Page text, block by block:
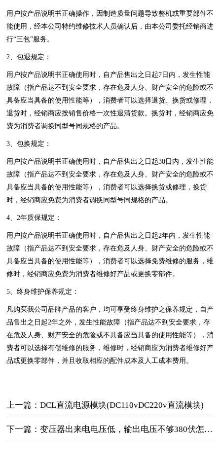
用户按产品说明书正确操作，因制造质量问题导致整机或重要部件不
能使用，经本公司特约维修技术人员确认后，由本公司委托经销商进
行“三包”服务。
2、包退规定：
用户按产品说明书正确使用时，自产品售出之日起7日内，发生性能
故障（指产品达不到安全要求，存在危及人身、财产安全的危险或不
具备应当具备的使用性能等），消费者可以选择退货、换货或修理，
退货时，经销商应按销售价格一次性退清货款。换货时，经销商应免
费为消费者调换同型号同规格的产品。
3、包换规定：
用户按产品说明书正确使用时，自产品售出之日起30日内，发生性能
故障（指产品达不到安全要求，存在危及人身、财产安全的危险或不
具备应当具备的使用性能等），消费者可以选择换货或修理，换货
时，经销商应免费为消费者调换同型号同规格的产品。
4、2年质保规定：
用户按产品说明书正确使用时，自产品售出之日起2年内，发生性能
故障（指产品达不到安全要求，存在危及人身、财产安全的危险或不
具备应当具备的使用性能等），消费者可以选择免费维修的服务，维
修时，经销商应免费为消费者维修好产品或更换零部件。
5、终身维护保养规定：
凡购买我公司品牌产品的客户，均可享受终身维护之保养规定，自产
品售出之日起2年之外，发生性能故障（指产品达不到安全要求，存
在危及人身、财产安全的危险或不具备应当具备的使用性能等），消
费者可以选择有偿维修的服务，维修时，经销商应为消费者维修好产
品或更换零部件，并且收取相应的配件成本及人工成本费用。
上一篇：DCL直流电源模块(DC110vDC220v直流模块)
下一篇：变压器出来电电压低，输出电压不够380伏怎么办？（附解决办法）